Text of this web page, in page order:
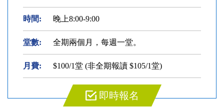
時間: 晚上8:00-9:00
堂數: 全期兩個月，每週一堂。
月費: $100/1堂 (非全期報讀 $105/1堂)
即時報名